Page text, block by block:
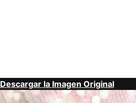
Descargar la Imagen Original